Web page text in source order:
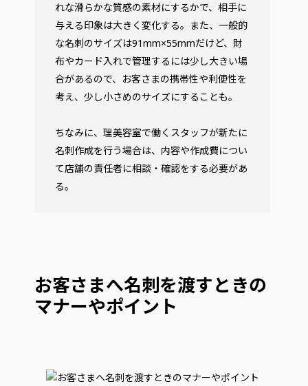
れな滑らかな質感の素材にするかで、相手に
与える印象は大きく変化する。また、一般的
な名刺のサイズは91mm×55mmだけど、財
布やカード入れで管理するには少し大きい場
合があるので、お客さまの携帯性や利便性を
考え、少し小さめのサイズにすることも。
ちなみに、理美容室で働くスタッフが新たに
名刺作成を行う場合は、内容や作成費につい
て店舗の責任者に相談・確認をする必要があ
る。
お客さまへ名刺を渡すときの
マナーやポイント